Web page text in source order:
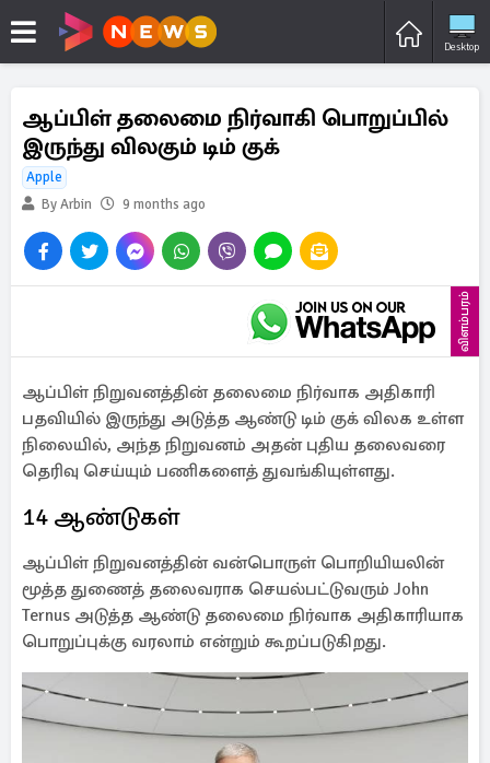
Desktop
ஆப்பிள் தலைமை நிர்வாகி பொறுப்பில்
இருந்து விலகும் டிம் குக்
Apple
By Arbin
9 months ago
விளம்பரம்
ஆப்பிள் நிறுவனத்தின் தலைமை நிர்வாக அதிகாரி
பதவியில் இருந்து அடுத்த ஆண்டு டிம் குக் விலக உள்ள
நிலையில், அந்த நிறுவனம் அதன் புதிய தலைவரை
தெரிவு செய்யும் பணிகளைத் துவங்கியுள்ளது.
14 ஆண்டுகள்
ஆப்பிள் நிறுவனத்தின் வன்பொருள் பொறியியலின்
மூத்த துணைத் தலைவராக செயல்பட்டுவரும் John
Ternus அடுத்த ஆண்டு தலைமை நிர்வாக அதிகாரியாக
பொறுப்புக்கு வரலாம் என்றும் கூறப்படுகிறது.